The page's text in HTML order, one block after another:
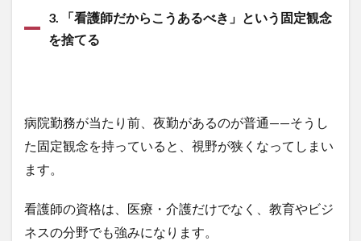
3. 「看護師だからこうあるべき」という固定観念
を捨てる
病院勤務が当たり前、夜勤があるのが普通——そうし
た固定観念を持っていると、視野が狭くなってしまい
ます。
看護師の資格は、医療・介護だけでなく、教育やビジ
ネスの分野でも強みになります。